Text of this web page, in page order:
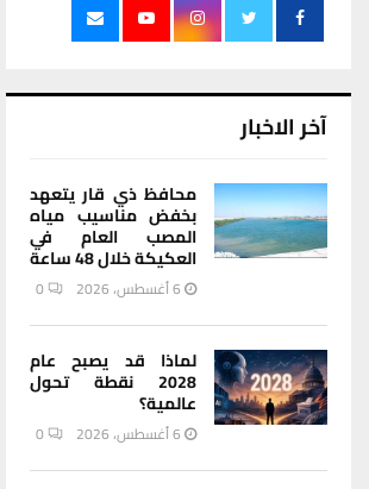
آخر الاخبار
محافظ ذي قار يتعهد
بخفض مناسيب مياه
المصب العام في
العكيكة خلال 48 ساعة
6 أغسطس، 2026 0
لماذا قد يصبح عام
2028 نقطة تحول
عالمية؟
6 أغسطس، 2026 0